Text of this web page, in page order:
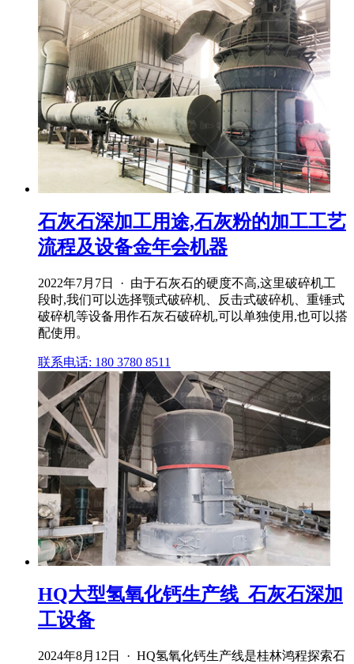
石灰石深加工用途,石灰粉的加工工艺
流程及设备金年会机器
2022年7月7日 · 由于石灰石的硬度不高,这里破碎机工
段时,我们可以选择颚式破碎机、反击式破碎机、重锤式
破碎机等设备用作石灰石破碎机,可以单独使用,也可以搭
配使用。
联系电话: 180 3780 8511
HQ大型氢氧化钙生产线_石灰石深加
工设备
2024年8月12日 · HQ氢氧化钙生产线是桂林鸿程探索石